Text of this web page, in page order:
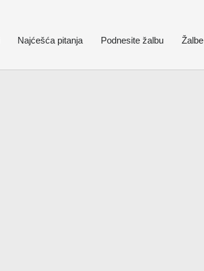
Najćešća pitanja Podnesite žalbu Žalbe